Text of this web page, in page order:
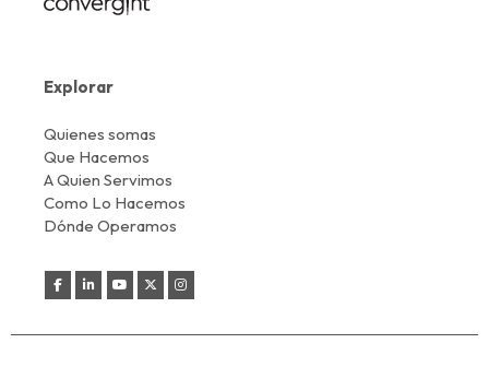
Explorar
Quienes somas
Que Hacemos
A Quien Servimos
Como Lo Hacemos
Dónde Operamos